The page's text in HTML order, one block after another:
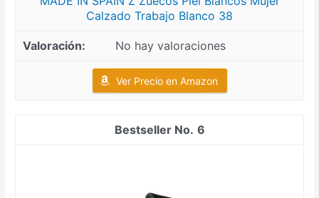
Calzado Trabajo Blanco 38
No hay valoraciones
Ver Precio en Amazon
6